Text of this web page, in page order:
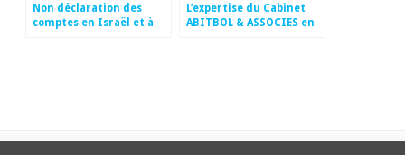
Non déclaration des
comptes en Israël et à
L’expertise du Cabinet
ABITBOL & ASSOCIES en